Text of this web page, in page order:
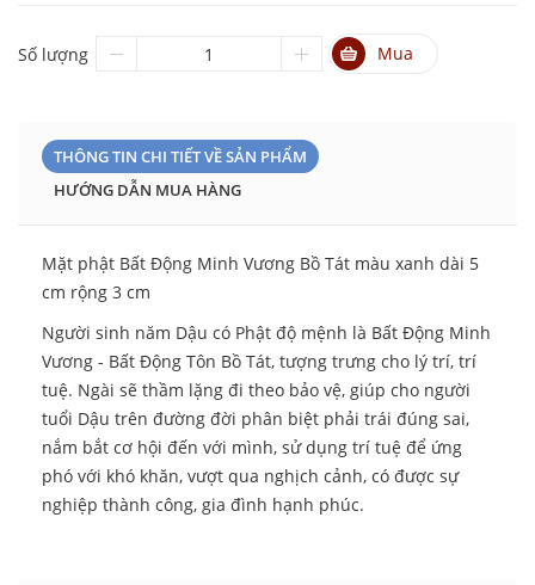
Số lượng Mua
THÔNG TIN CHI TIẾT VỀ SẢN PHẨM
HƯỚNG DẪN MUA HÀNG
Mặt phật Bất Động Minh Vương Bồ Tát màu xanh dài 5
cm rộng 3 cm
Người sinh năm Dậu có Phật độ mệnh là Bất Động Minh
Vương - Bất Động Tôn Bồ Tát, tượng trưng cho lý trí, trí
tuệ. Ngài sẽ thầm lặng đi theo bảo vệ, giúp cho người
tuổi Dậu trên đường đời phân biệt phải trái đúng sai,
nắm bắt cơ hội đến với mình, sử dụng trí tuệ để ứng
phó với khó khăn, vượt qua nghịch cảnh, có được sự
nghiệp thành công, gia đình hạnh phúc.